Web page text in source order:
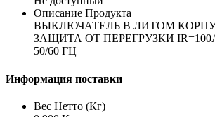
Описание Продукта
ВЫКЛЮЧАТЕЛЬ В ЛИТОМ
ЗАЩИТА ОТ ПЕРЕГРУЗКИ
50/60 ГЦ
Информация поставки
Вес Нетто (Кг)